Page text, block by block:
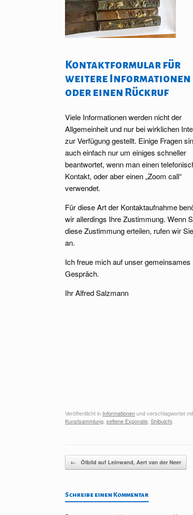
Kontaktformular für
weitere Informationen
oder einen Rückruf
Viele Informationen werden nicht der
Allgemeinheit und nur bei wirklichen
zur Verfügung gestellt. Einige Fragen
auch einfach nur um einiges schneller
beantwortet, wenn man einen
Kontakt, oder aber einen „Zoom call“
verwendet.
Für diese Art der Kontaktaufnahme
wir allerdings Ihre Zustimmung. Wenn
diese Zustimmung erteilen, rufen wir
an.
Ich freue mich auf unser gemeinsames
Gespräch.
Ihr Alfred Salzmann
Veröffentlicht in Informationenund verschlagwortet mit
Kunstsammlung seltene Exponate Shibuichi
Beitragsnavigation
← Ölbild auf Leinwand, Aert van der Neer
Schreibe einen Kommentar